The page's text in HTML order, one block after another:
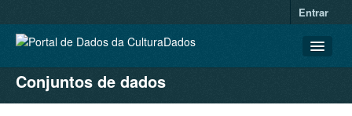
Entrar
CONJUNTOS DE DADOS
ORGANIZAÇÕES
Conjuntos de dados